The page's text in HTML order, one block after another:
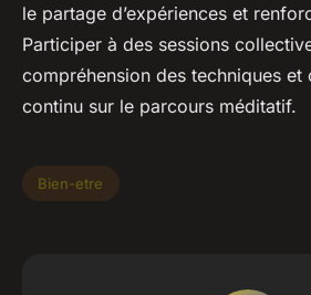
le partage d’expériences et
Participer à des sessions
compréhension des techniques et
continu sur le parcours méditatif.
Bien-etre